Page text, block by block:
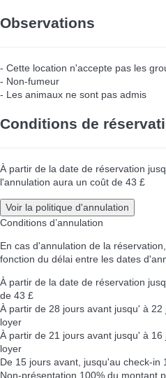
Observations
- Cette location n'accepte pas les
- Non-fumeur
- Les animaux ne sont pas admis
Conditions de
À partir de la date de réservation
l'annulation aura un coût de 43 £
Voir la politique d'annulation
Conditions d’annulation
En cas d'annulation de la
fonction du délai entre les dates
À partir de la date de réservation
de 43 £
À partir de 28 jours avant jusqu' à 22
loyer
À partir de 21 jours avant jusqu' à 16
loyer
De 15 jours avant, jusqu'au check-in
Non-présentation 100% du montant